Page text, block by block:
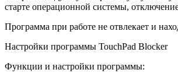
старте операционной системы,
Программа при работе не отвлекает и
Настройки программы TouchPad Blocker
Функции и настройки программы: